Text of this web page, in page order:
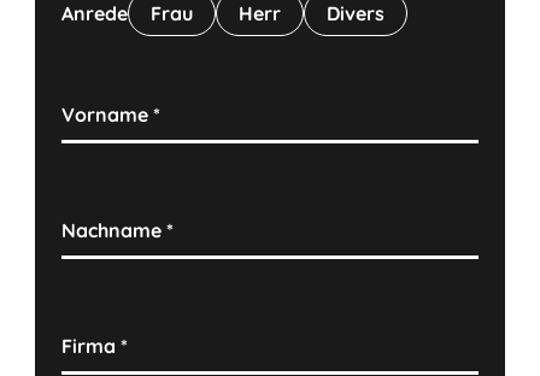
Anrede Frau Herr Divers
Vorname*
Nachname*
Firma*